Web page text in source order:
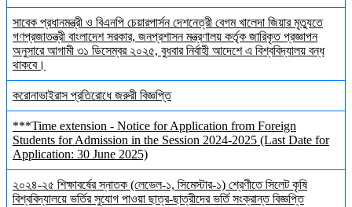
সাবেক প্রধানমন্ত্রী ও বিএনপি চেয়ারপার্সন দেশনেত্রী বেগম খালেদা জিয়ার মৃত্যুতে
গণপ্রজাতন্ত্রী বাংলাদেশ সরকার, জনপ্রশাসন মন্ত্রণালয় কর্তৃক জারিকৃত প্রজ্ঞাপন
অনুসারে আগামী ৩১ ডিসেম্বর ২০২৫, বুধবার নির্বাহী আদেশে এ বিশ্ববিদ্যালয় বন্ধ
থাকবে।
করোনাভাইরাস প্রতিরোধে জরুরী বিজ্ঞপ্তি
***Time extension - Notice for Application from Foreign
Students for Admission in the Session 2024-2025 (Last Date for
Application: 30 June 2025)
২০২৪-২৫ শিক্ষাবর্ষের স্নাতক (লেভেল-১, সিমেস্টার-১) শ্রেণীতে সিলেট কৃষি
বিশ্ববিদ্যালয়ে ভর্তির সুযোগ পাওয়া ছাত্র-ছাত্রীদের ভর্তি সংক্রান্ত বিজ্ঞপ্তি